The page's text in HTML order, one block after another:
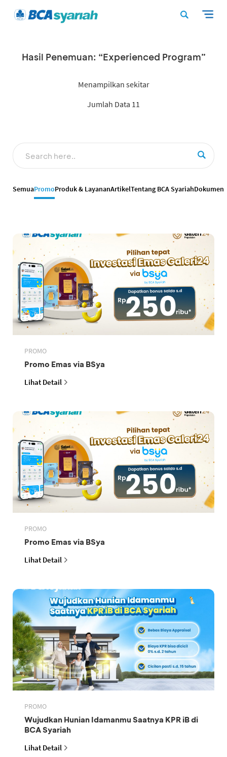
Hasil Penemuan: “Experienced Program”
Menampilkan sekitar
Jumlah Data 11
SemuaPromoProduk & LayananArtikelTentang BCA SyariahDokumen
PROMO
Promo Emas via BSya
Lihat Detail
PROMO
Promo Emas via BSya
Lihat Detail
PROMO
Wujudkan Hunian Idamanmu Saatnya KPR iB di
BCA Syariah
Lihat Detail